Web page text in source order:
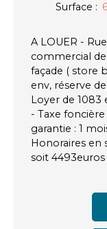
Surface :
A LOUER -
commercial
façade ( store
env, réserve
Loyer de 1083
- Taxe
garantie : 1
Honoraires en
soit 4493euros